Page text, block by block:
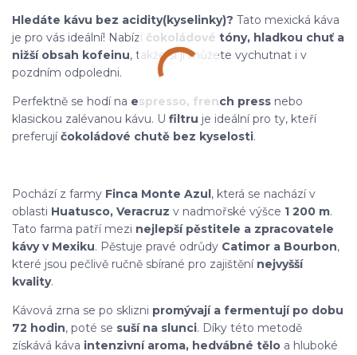
Hledáte kávu bez acidity(kyselinky)? Tato mexická káva
je pro vás ideální! Nabízí čokoládové tóny, hladkou chuť a
nižší obsah kofeinu, takže si ji můžete vychutnat i v
pozdním odpoledni.
Perfektně se hodí na espresso, french press nebo
klasickou zalévanou kávu. U filtru je ideální pro ty, kteří
preferujíčokoládové chutě bez kyselosti.
Pochází z farmy Finca Monte Azul, která se nachází v
oblasti Huatusco, Veracruz v nadmořské výšce 1 200 m.
Tato farma patří mezi nejlepší pěstitele a zpracovatele
kávy v Mexiku. Pěstuje pravé odrůdy Catimor a Bourbon,
které jsou pečlivě ručně sbírané pro zajištění nejvyšší
kvality.
Kávová zrna se po sklizni promývají a fermentují po dobu
72 hodin, poté se suší na slunci. Díky této metodě
získává káva intenzivní aroma, hedvábné tělo a hluboké